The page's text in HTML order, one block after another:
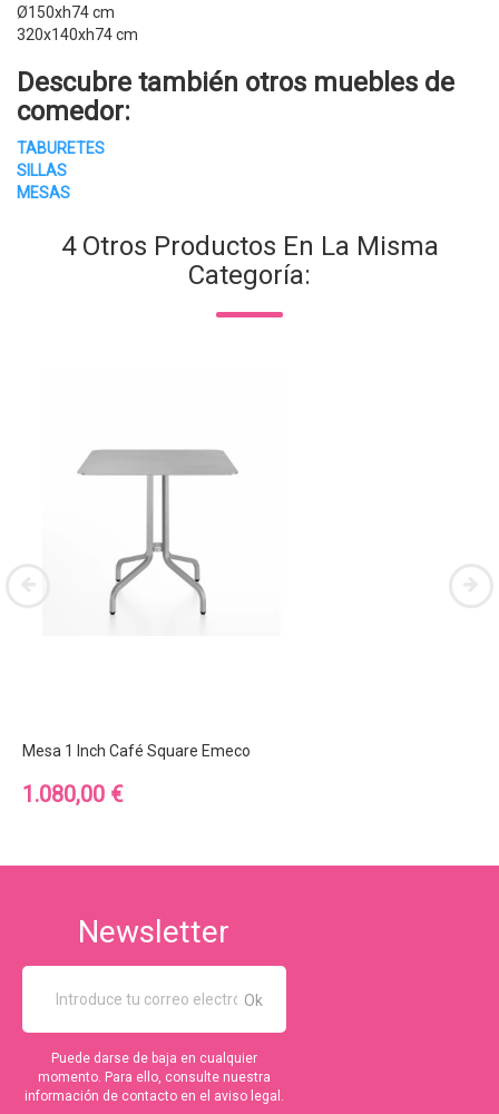
Ø150xh74 cm
320x140xh74 cm
Descubre también otros muebles de
comedor:
TABURETES
SILLAS
MESAS
4 Otros Productos En La Misma
Categoría:
Mesa 1 Inch Café Square Emeco
Precio
1.080,00 €
Newsletter
Puede darse de baja en cualquier
momento. Para ello, consulte nuestra
información de contacto en el aviso legal.